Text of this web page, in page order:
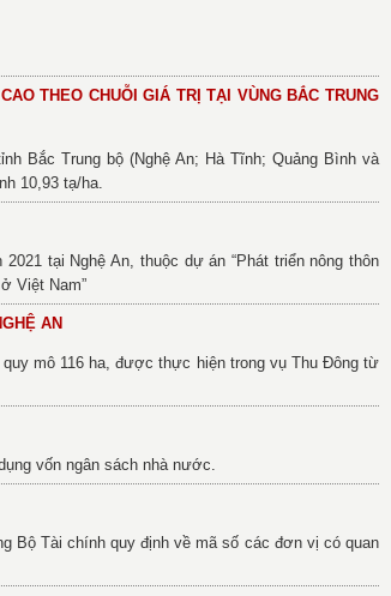
THEO CHUỖI GIÁ TRỊ TẠI VÙNG BẮC TRUNG
Bắc Trung bộ (Nghệ An; Hà Tĩnh; Quảng Bình và
10,93 tạ/ha.
tại Nghệ An, thuộc dự án “Phát triển nông thôn
Việt Nam”
AN
mô 116 ha, được thực hiện trong vụ Thu Đông từ
vốn ngân sách nhà nước.
Bộ Tài chính quy định về mã số các đơn vị có quan